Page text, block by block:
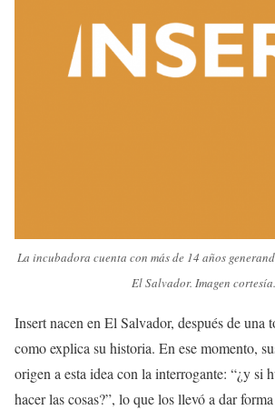
La incubadora cuenta con más de 14 años
El Salvador. Imagen cortesía.
Insert nacen en El Salvador, después de una
como explica su historia. En ese momento,
origen a esta idea con la interrogante: “¿y si
hacer las cosas?”, lo que los llevó a dar